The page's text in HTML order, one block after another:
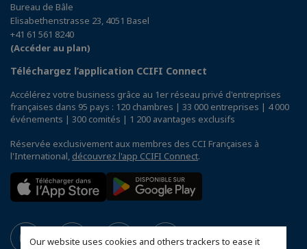
Our website uses cookies and others trackers to ease it
Bureau de Bâle
Elisabethenstrasse 23, 4051 Basel
+41 61 561 8240
(Accéder au plan)
Téléchargez l’application CCIFI Connect
Accélérez votre business grâce au 1er réseau privé d'entreprises
françaises dans 95 pays : 120 chambres | 33 000 entreprises | 4 000
événements | 300 comités | 1 200 avantages exclusifs
Réservée exclusivement aux membres des CCI Françaises à
l'International, découvrez l'app CCIFI Connect.